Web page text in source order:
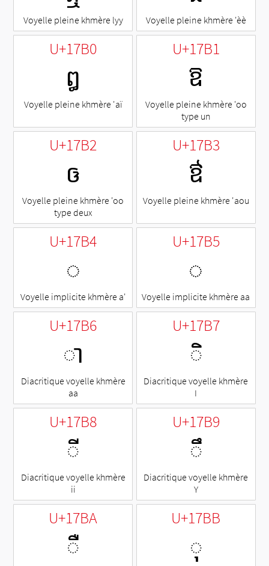
Voyelle pleine khmère lyy Voyelle pleine khmère 'èè
U+17B0
ឰ
Voyelle pleine khmère 'aï
U+17B1
ឱ
Voyelle pleine khmère 'oo
type un
U+17B2
ឲ
Voyelle pleine khmère 'oo
type deux
U+17B3
ឳ
Voyelle pleine khmère 'aou
U+17B4
◌឴
Voyelle implicite khmère a'
U+17B5
◌឵
Voyelle implicite khmère aa
U+17B6
ា
Diacritique voyelle khmère
aa
U+17B7
◌ិ
Diacritique voyelle khmère
I
U+17B8
◌ី
Diacritique voyelle khmère
ii
U+17B9
◌ឹ
Diacritique voyelle khmère
Y
U+17BA
◌ឺ
U+17BB
◌ុ